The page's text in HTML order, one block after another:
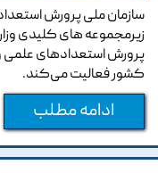
سازمان ملی پرورش
زیرمجموعه های کلیدی
پرورش استعدادهای
کشور فعالیت می‌کند.
ادامه مطلب